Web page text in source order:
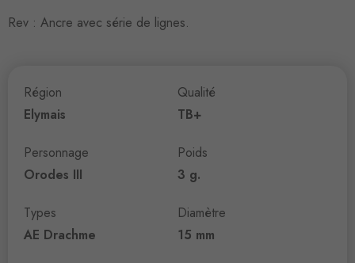
Rev : Ancre avec série de lignes.
Région
Elymais
Personnage
Orodes III
Types
AE Drachme
Qualité
TB+
Poids
3 g.
Diamètre
15 mm